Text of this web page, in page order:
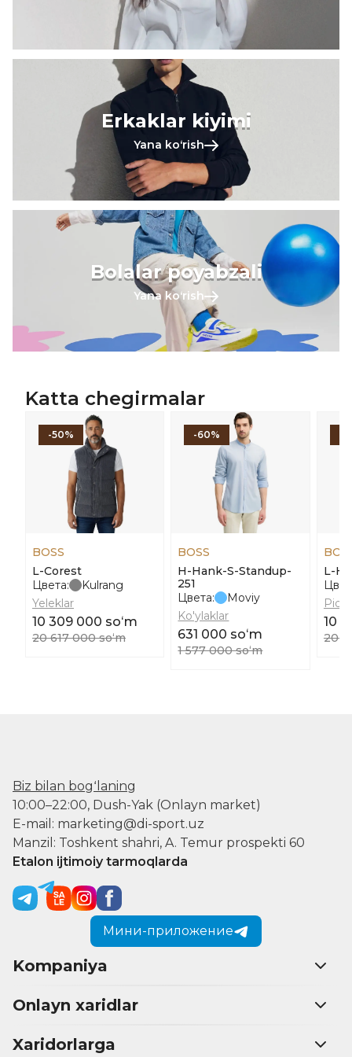
Erkaklar kiyimi
Yana koʻrish
Bolalar poyabzali
Yana koʻrish
Katta chegirmalar
-50%
BOSS
L-Corest
Цвета:
Kulrang
Yeleklar
10 309 000 soʻm
20 617 000 soʻm
-60%
BOSS
H-Hank-S-Standup-
251
Цвета:
Moviy
Ko'ylaklar
631 000 soʻm
1 577 000 soʻm
L-
10
20
Biz bilan bogʻlaning
10:00–22:00, Dush-Yak (Onlayn market)
E-mail: marketing@di-sport.uz
Manzil: Toshkent shahri, A. Temur prospekti 60
Etalon ijtimoiy tarmoqlarda
Мини-приложение
Kompaniya
Onlayn xaridlar
Xaridorlarga